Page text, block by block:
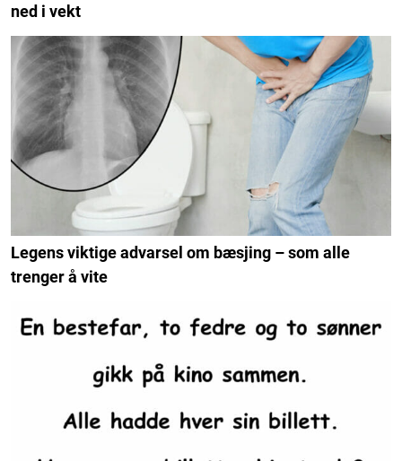
ned i vekt
Legens viktige advarsel om bæsjing – som alle
trenger å vite